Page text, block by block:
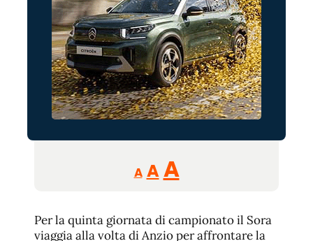
A
Reducir
tamaño
A Restablecer
de
fuente
AAumentar
de
Per la quinta giornata di campionato il Sora
viaggia alla volta di Anzio per affrontare la